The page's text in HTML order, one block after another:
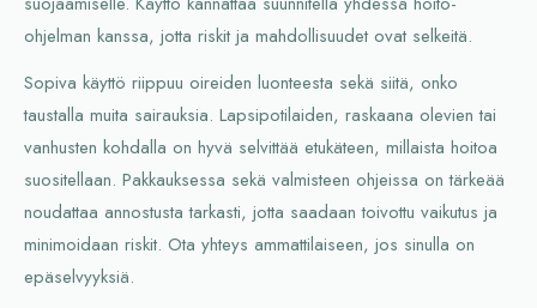
ohjelman kanssa, jotta riskit ja mahdollisuudet ovat selkeitä.
Sopiva käyttö riippuu oireiden luonteesta sekä siitä, onko
taustalla muita sairauksia. Lapsipotilaiden, raskaana olevien tai
vanhusten kohdalla on hyvä selvittää etukäteen, millaista hoitoa
suositellaan. Pakkauksessa sekä valmisteen ohjeissa on tärkeää
noudattaa annostusta tarkasti, jotta saadaan toivottu vaikutus ja
minimoidaan riskit. Ota yhteys ammattilaiseen, jos sinulla on
epäselvyyksiä.